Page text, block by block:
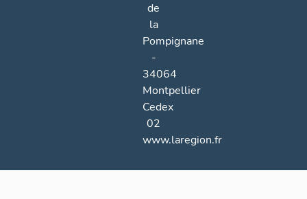
de
la
Pompignane
-
34064
Montpellier
Cedex
02
www.laregion.fr